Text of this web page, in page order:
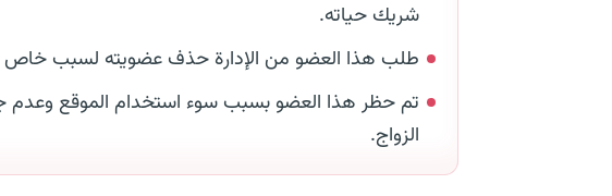
شريك حياته.
طلب هذا العضو من الإدارة حذف عضويته لسبب خاص
تم حظر هذا العضو بسبب سوء استخدام الموقع وعدم
الزواج.